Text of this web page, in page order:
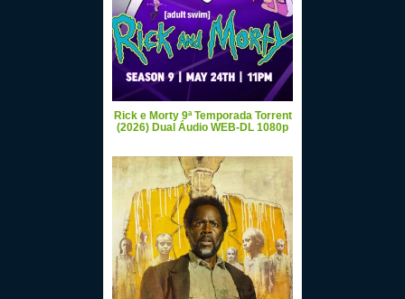
Rick e Morty 9ª Temporada Torrent
(2026) Dual Áudio WEB-DL 1080p